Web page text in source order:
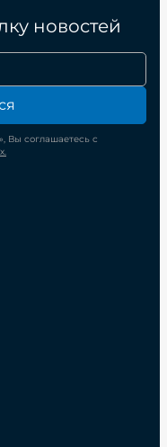
новостей
Вы соглашаетесь с